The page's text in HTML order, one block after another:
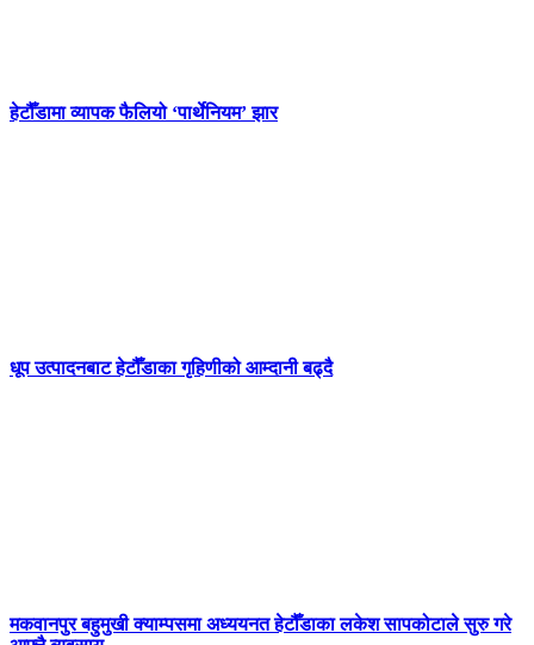
हेटौँडामा व्यापक फैलियो ‘पार्थेनियम’ झार
धूप उत्पादनबाट हेटौँडाका गृहिणीको आम्दानी बढ्दै
मकवानपुर बहुमुखी क्याम्पसमा अध्ययनत हेटौँडाका लकेश सापकोटाले सुरु गरे